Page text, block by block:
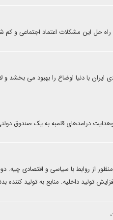
، راه حل این مشکلات اعتماد اجتماعی و
ایران با دنیا اوضاع را بهبود می بخشد و
درامدهای قلمبه به یک صندوق
از روابط با سیاسی و اقتصادی چیه.
تولید داخلیه. منابع به تولید کننده